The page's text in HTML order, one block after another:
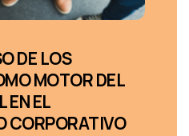
DE LOS
MOTOR DEL
EN EL
CORPORATIVO